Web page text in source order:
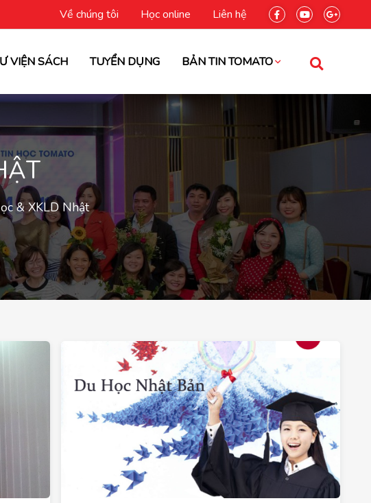
Về chúng tôi Học online Liên hệ
VIỆN SÁCH TUYỂN DỤNG BẢN TIN TOMATO
& XKLD Nhật